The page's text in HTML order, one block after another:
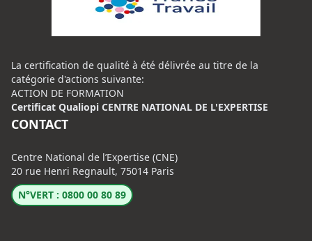
La certification de qualité à été délivrée au titre de la
catégorie d'actions suivante:
ACTION DE FORMATION
Certificat Qualiopi CENTRE NATIONAL DE L'EXPERTISE
CONTACT
Centre National de l’Expertise (CNE)
20 rue Henri Regnault, 75014 Paris
N°VERT : 0800 00 80 89